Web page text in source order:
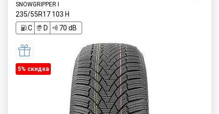
SNOWGRIPPER I
235/55R17 103 H
C
D 70 dB
5% cкидка